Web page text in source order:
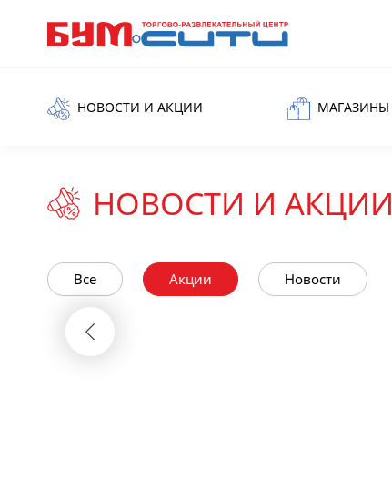
НОВОСТИ И АКЦИИ МАГАЗИНЫ
НОВОСТИ И АКЦИИ
Все Акции Новости